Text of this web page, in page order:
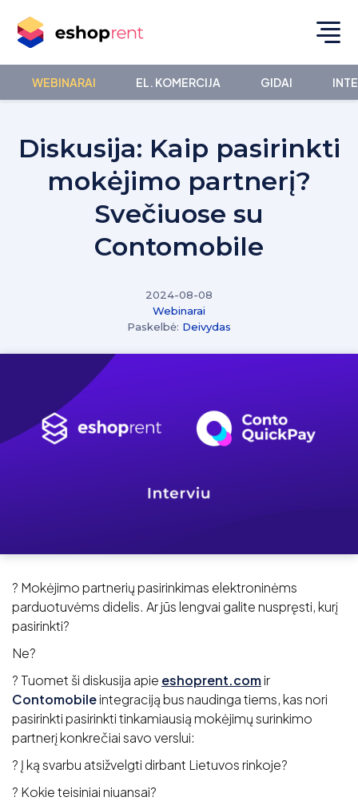
WEBINARAI EL. KOMERCIJA GIDAI
Diskusija: Kaip pasirinkti
mokėjimo partnerį?
Svečiuose su
Contomobile
2024-08-08
Webinarai
Paskelbė: Deivydas
? Mokėjimo partnerių pasirinkimas elektroninėms
parduotuvėms didelis. Ar jūs lengvai galite nuspręsti, kurį
pasirinkti?
Ne?
? Tuomet ši diskusija apie eshoprent.comir
Contomobileintegraciją bus naudinga tiems, kas nori
pasirinkti pasirinkti tinkamiausią mokėjimų surinkimo
partnerį konkrečiai savo verslui:
? Į ką svarbu atsižvelgti dirbant Lietuvos rinkoje?
? Kokie teisiniai niuansai?